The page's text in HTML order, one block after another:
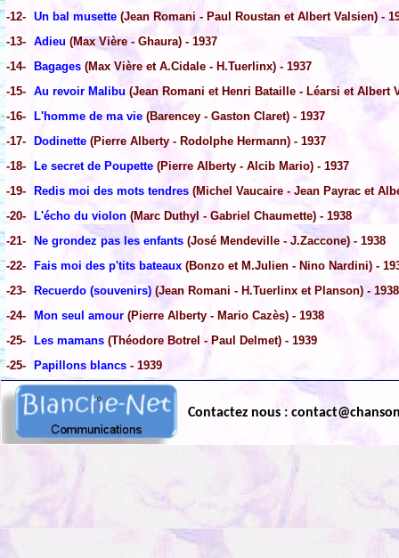
-12- Un bal musette (Jean Romani - Paul Roustan et Albert Valsien) -
-13- Adieu (Max Vière - Ghaura) - 1937
-14-
Bagages (Max Vière et A.Cidale - H.Tuerlinx) - 1937
-15- Au revoir Malibu (Jean Romani et Henri Bataille - Léarsi et Albert
-16-
L'homme de ma vie (Barencey - Gaston Claret) - 1937
-17-
Dodinette (Pierre Alberty - Rodolphe Hermann) - 1937
-18-
Le secret de Poupette (Pierre Alberty - Alcib Mario) - 1937
-19-
Redis moi des mots tendres (Michel Vaucaire - Jean Payrac et
-20-
L'écho du violon (Marc Duthyl - Gabriel Chaumette) - 1938
-21-
Ne grondez pas les enfants (José Mendeville - J.Zaccone) - 1938
-22-
Fais moi des p'tits bateaux (Bonzo et M.Julien - Nino Nardini) -
-23-
Recuerdo (souvenirs) (Jean Romani - H.Tuerlinx et Planson) - 1938
-24-
Mon seul amour (Pierre Alberty - Mario Cazès) - 1938
-25-
Les mamans (Théodore Botrel - Paul Delmet) - 1939
-25-
Papillons blancs - 1939
Contactez nous :